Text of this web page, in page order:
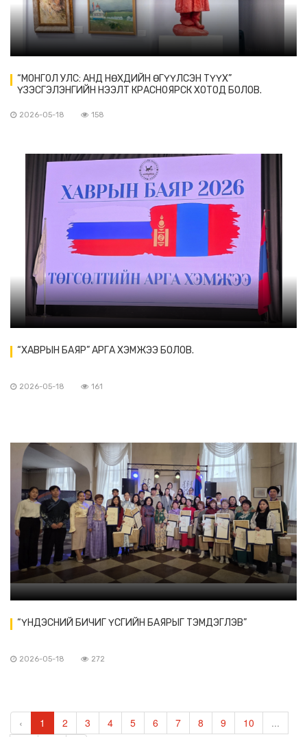
“МОНГОЛ УЛС: АНД НӨХДИЙН ӨГҮҮЛСЭН ТҮҮХ”
ҮЗЭСГЭЛЭНГИЙН НЭЭЛТ КРАСНОЯРСК ХОТОД БОЛОВ.
2026-05-18 158
“ХАВРЫН БАЯР” АРГА ХЭМЖЭЭ БОЛОВ.
2026-05-18 161
“ҮНДЭСНИЙ БИЧИГ ҮСГИЙН БАЯРЫГ ТЭМДЭГЛЭВ”
2026-05-18 272
‹ 1 2 3 4 5 6 7 8 9 10
...